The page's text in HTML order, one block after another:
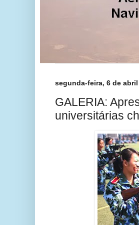
segunda-feira, 6 de abril
GALERIA:
universitárias